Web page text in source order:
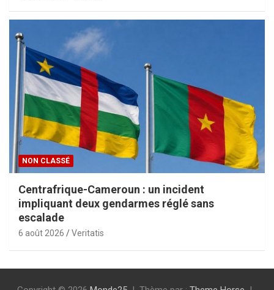
NON CLASSÉ
Centrafrique-Cameroun : un incident
impliquant deux gendarmes réglé sans
escalade
6 août 2026 Veritatis